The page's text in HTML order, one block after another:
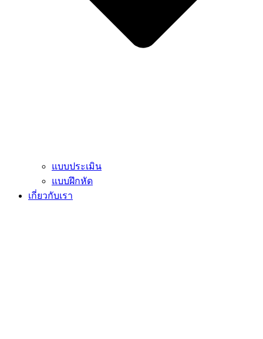
แบบประเมิน
แบบฝึกหัด
เกี่ยวกับเรา